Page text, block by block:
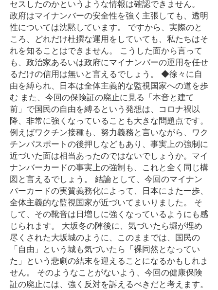
セスしたのかというような情報は確認できません。
政府はマイナンバーの安全性を強く主張しても、透明
性については沈黙しています。 ですから、実際のと
ころ、どれだけ杜撰な運用をしていても、私たちはそ
れを知ることはできません。 こうした面から言って
も、政治家あるいは政府にマイナンバーの運用を任せ
るだけの信用は無いと言えるでしょう。 ◆徐々に自
由を縛られ、日本は全体主義的な監視国家への道を歩
む また、今回の保険証の廃止に見る「本音と建て
前」で国民の自由を縛るという発想は、コロナ禍以
降、非常に強くなっていることも大きな問題点です。
例えばワクチン接種も、努力義務と言いながら、ワク
チンパスポートの後押しなどもあり、事実上の強制に
近づいた面は相当あったのではないでしょうか。マイ
ナンバーカードの事実上の強制も、これと全く同じ構
図と言えるでしょう。 結論として、今回のマイナン
バーカードの実質義務化によって、日本にまた一歩、
全体主義的な監視国家が近づいてまいりました。 そ
して、その靴音は日増しに強くなっているようにも感
じられます。 大坂冬の陣後に、気づいたら堀が埋め
尽くされた大坂城のように、このままでは、国民の
「自由」という城も気づいたら「裸同然となってい
た」という悲劇の結末を迎えることになるかもしれま
せん。 そのようなことがないよう、今回の健康保険
証の廃止には、強く反対を訴えるべきだと考えます。